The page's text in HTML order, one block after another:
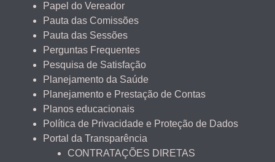
Papel do Vereador
Pauta das Comissões
Pauta das Sessões
Perguntas Frequentes
Pesquisa de Satisfação
Planejamento da Saúde
Planejamento e Prestação de Contas
Planos educacionais
Política de Privacidade e Proteção de Dados
Portal da Transparência
CONTRATAÇÕES DIRETAS